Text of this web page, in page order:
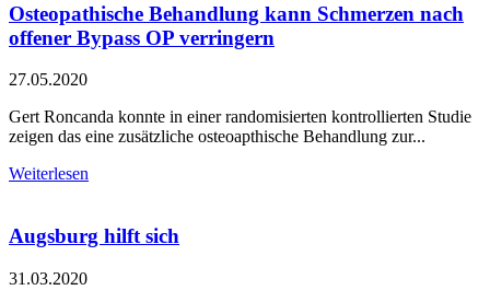
Osteopathische Behandlung kann Schmerzen nach
offener Bypass OP verringern
27.05.2020
Gert Roncanda konnte in einer randomisierten kontrollierten Studie
zeigen das eine zusätzliche osteoapthische Behandlung zur...
Weiterlesen
Augsburg hilft sich
31.03.2020